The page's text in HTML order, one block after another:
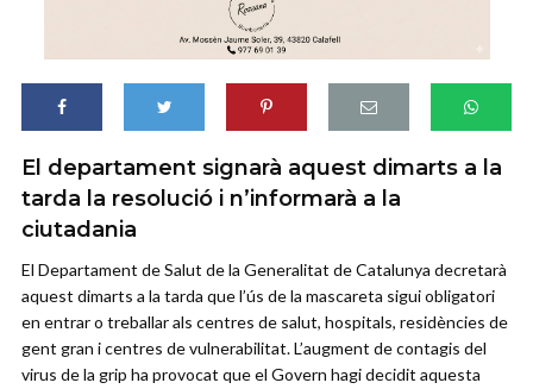
El departament signarà aquest dimarts a la
tarda la resolució i n’informarà a la
ciutadania
El Departament de Salut de la Generalitat de Catalunya decretarà
aquest dimarts a la tarda que l’ús de la mascareta sigui obligatori
en entrar o treballar als centres de salut, hospitals, residències de
gent gran i centres de vulnerabilitat. L’augment de contagis del
virus de la grip ha provocat que el Govern hagi decidit aquesta